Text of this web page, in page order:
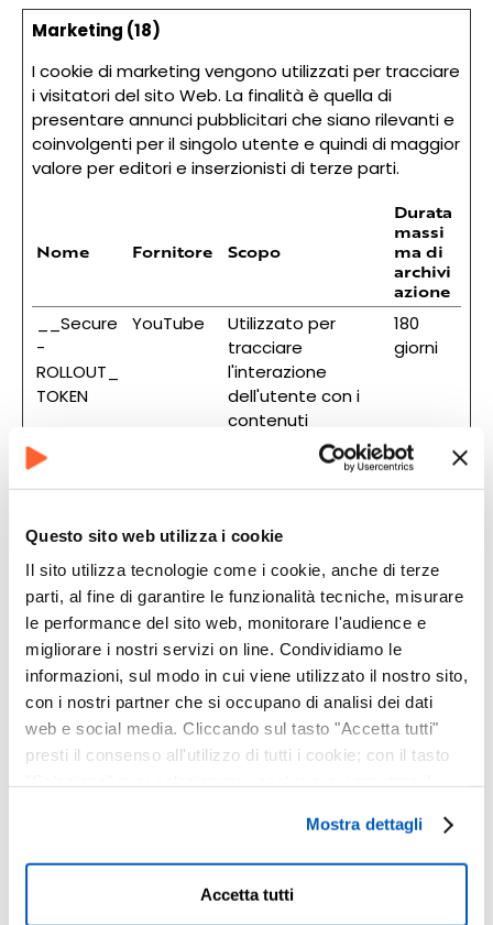
Questo sito web utilizza i cookie
Il sito utilizza tecnologie come i cookie, anche di terze
parti, al fine di garantire le funzionalità tecniche, misurare
le performance del sito web, monitorare l'audience e
migliorare i nostri servizi on line. Condividiamo le
informazioni, sul modo in cui viene utilizzato il nostro sito,
con i nostri partner che si occupano di analisi dei dati
web e social media. Cliccando sul tasto "Accetta tutti"
presti il consenso all'utilizzo di tutti i cookie; con il tasto
destra puoi continuare la navigazione solo con l'utilizzo
dei cookie necessari. Per saperne di più ed
eventualmente modificare il tuo consenso, consulta
Mostra dettagli
Accetta tutti
Marketing (18)
I cookie di marketing vengono utilizzati per tracciare
i visitatori del sito Web. La finalità è quella di
presentare annunci pubblicitari che siano rilevanti e
coinvolgenti per il singolo utente e quindi di maggior
valore per editori e inserzionisti di terze parti.
Nome Fornitore Scopo
Durata
massi
ma di
archivi
azione
__Secure
-
ROLLOUT_
TOKEN
YouTube
Utilizzato per
tracciare
l'interazione
dell'utente con i
contenuti
incorporati.
180
giorni
lettore video
il video YouTube
incorporato
__Secure
-YNID
YouTube
Utilizzato per
tracciare
l'interazione
dell'utente con i
contenuti
incorporati.
180
giorni
_ga Google
Utilizzato per
inviare dati a
merito al
dispositivo e al
2 anni